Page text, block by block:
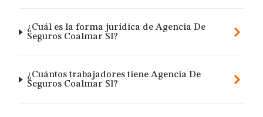
¿Cuál es la forma jurídica de Agencia De
Seguros Coalmar Sl?
¿Cuántos trabajadores tiene Agencia De
Seguros Coalmar Sl?